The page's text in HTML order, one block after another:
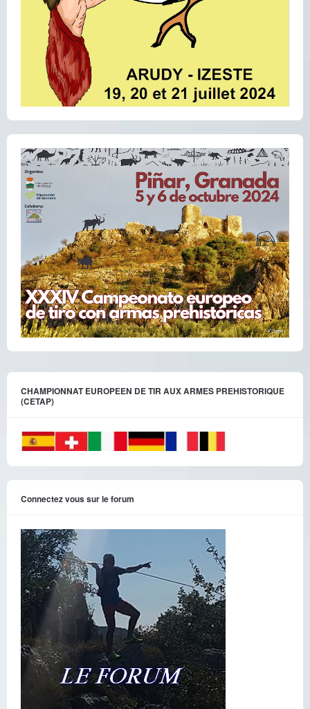
CHAMPIONNAT EUROPEEN DE TIR AUX ARMES PREHISTORIQUE
(CETAP)
Connectez vous sur le forum